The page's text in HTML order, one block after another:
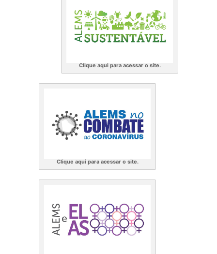
Clique aqui para acessar o site.
Clique aqui para acessar o site.